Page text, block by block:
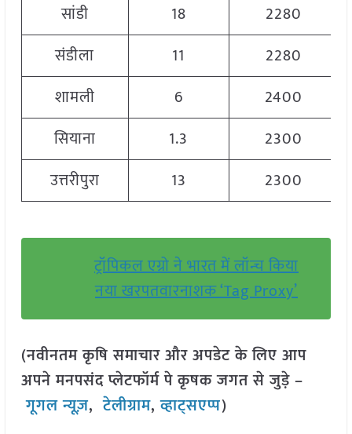
सांडी
18
2280
संडीला
11
2280
शामली
6
2400
सियाना
1.3
2300
उत्तरीपुरा
13 2300
ट्रॉपिकल एग्रो ने भारत में लॉन्च किया
नया खरपतवारनाशक ‘Tag Proxy’
(नवीनतम कृषि समाचार और अपडेट के लिए आप
अपने मनपसंद प्लेटफॉर्म पे कृषक जगत से जुड़े –
गूगल न्यूज़,टेलीग्राम,व्हाट्सएप्प)